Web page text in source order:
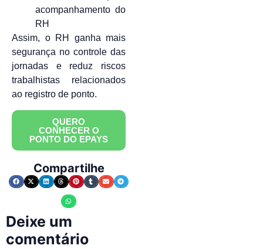
acompanhamento do
RH
Assim, o RH ganha mais
segurança no controle das
jornadas e reduz riscos
trabalhistas relacionados
ao registro de ponto.
QUERO
CONHECER O
PONTO DO EPAYS
Compartilhe
Deixe um
comentário